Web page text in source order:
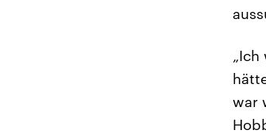
war